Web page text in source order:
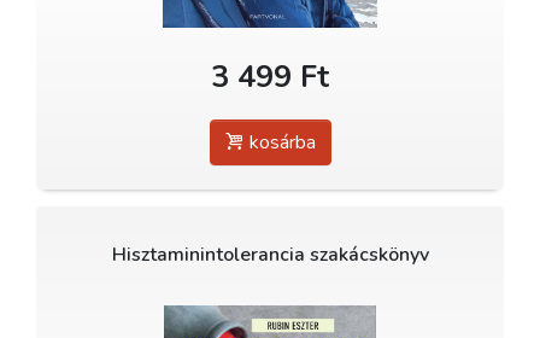
3 499 Ft
kosárba
Hisztaminintolerancia szakácskönyv